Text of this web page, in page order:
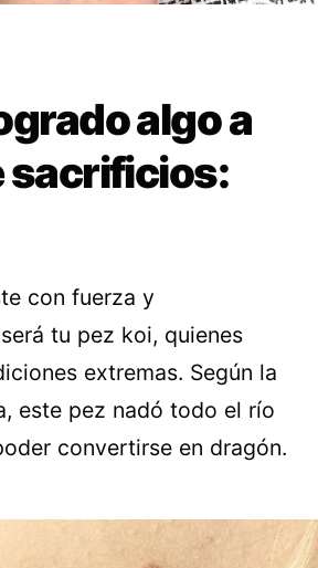
algo a
sacrificios:
con fuerza y
tu pez koi, quienes
extremas. Según la
este pez nadó todo el río
convertirse en dragón.